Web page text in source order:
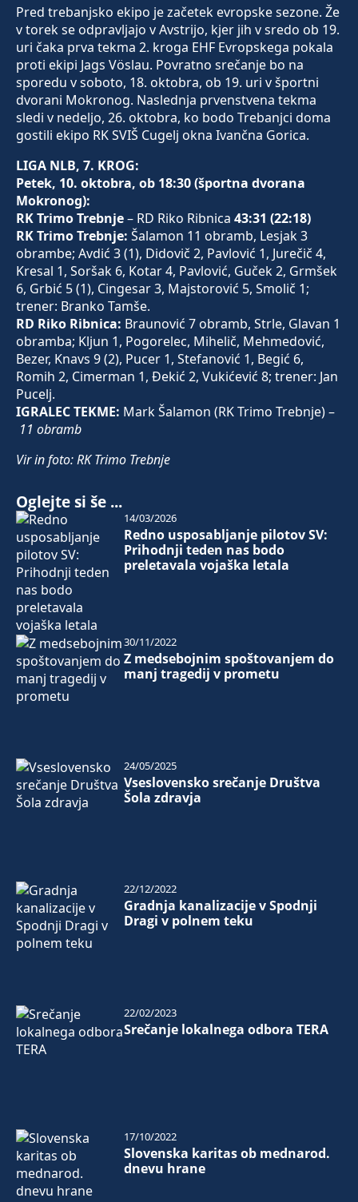
Pred trebanjsko ekipo je začetek evropske sezone. Že
v torek se odpravljajo v Avstrijo, kjer jih v sredo ob 19.
uri čaka prva tekma 2. kroga EHF Evropskega pokala
proti ekipi Jags Vöslau. Povratno srečanje bo na
sporedu v soboto, 18. oktobra, ob 19. uri v športni
dvorani Mokronog. Naslednja prvenstvena tekma
sledi v nedeljo, 26. oktobra, ko bodo Trebanjci doma
gostili ekipo RK SVIŠ Cugelj okna Ivančna Gorica.
LIGA NLB, 7. KROG:
Petek, 10. oktobra, ob 18:30 (športna dvorana
Mokronog):
RK Trimo Trebnje– RD Riko Ribnica 43:31 (22:18)
RK Trimo Trebnje: Šalamon 11 obramb, Lesjak 3
obrambe; Avdić 3 (1), Didovič 2, Pavlović 1, Jurečič 4,
Kresal 1, Soršak 6, Kotar 4, Pavlović, Guček 2, Grmšek
6, Grbić 5 (1), Cingesar 3, Majstorović 5, Smolič 1;
trener: Branko Tamše.
RD Riko Ribnica: Braunović 7 obramb, Strle, Glavan 1
obramba; Kljun 1, Pogorelec, Mihelič, Mehmedović,
Bezer, Knavs 9 (2), Pucer 1, Stefanović 1, Begić 6,
Romih 2, Cimerman 1, Đekić 2, Vukićević 8; trener: Jan
Pucelj.
IGRALEC TEKME: Mark Šalamon (RK Trimo Trebnje) –
11 obramb
Vir in foto: RK Trimo Trebnje
Oglejte si še ...
Redno usposabljanje pilotov SV:
Prihodnji teden nas bodo
preletavala vojaška letala
14/03/2026
Z medsebojnim spoštovanjem do
manj tragedij v prometu
30/11/2022
Vseslovensko srečanje Društva
Šola zdravja
24/05/2025
Gradnja kanalizacije v Spodnji
Dragi v polnem teku
22/12/2022
Srečanje lokalnega odbora TERA
22/02/2023
Slovenska karitas ob mednarod.
dnevu hrane
17/10/2022